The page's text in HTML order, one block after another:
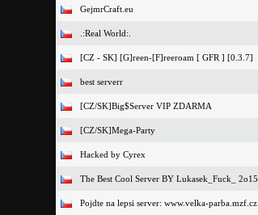
GejmrCraft.eu
.:Real World:.
[CZ - SK] [G]reen-[F]reeroam [ GFR ] [0.3.7]
best serverr
[CZ/SK]Big$Server VIP ZDARMA
[CZ/SK]Mega-Party
Hacked by Cyrex
The Best Cool Server BY Lukasek_Fuck_ 2o15
Pojdte na lepsi server: www.velka-parba.mzf.cz